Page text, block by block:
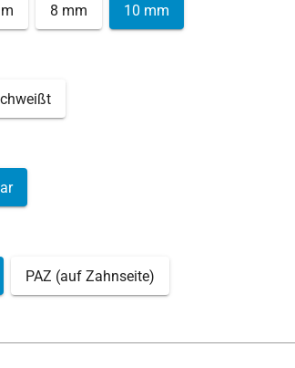
8 mm 10 mm
PAZ (auf Zahnseite)